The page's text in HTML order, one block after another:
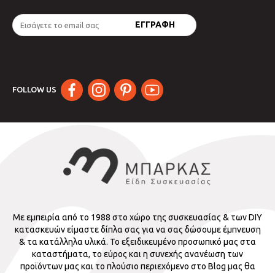
FOLLOW US
Με εμπειρία από το 1988 στο χώρο της συσκευασίας & των DIY
κατασκευών είμαστε δίπλα σας για να σας δώσουμε έμπνευση
& τα κατάλληλα υλικά. Το εξειδικευμένο προσωπικό μας στα
καταστήματα, το εύρος και η συνεχής ανανέωση των
προϊόντων μας και το πλούσιο περιεχόμενο στο Blog μας θα